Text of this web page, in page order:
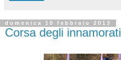
domenica 10 febbraio 2013
Corsa degli innamorati